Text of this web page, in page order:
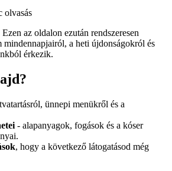
olvasás
az oldalon ezután rendszeresen
mindennapjairól, a heti újdonságokról és
érkezik.
ünnepi menükről és a
- alapanyagok, fogások és a kóser
, hogy a következő látogatásod még